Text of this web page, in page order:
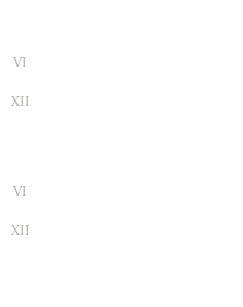
VI
XII
VI
XII